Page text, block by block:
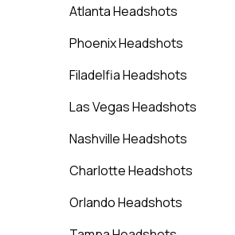
Atlanta Headshots
Phoenix Headshots
Filadelfia Headshots
Las Vegas Headshots
Nashville Headshots
Charlotte Headshots
Orlando Headshots